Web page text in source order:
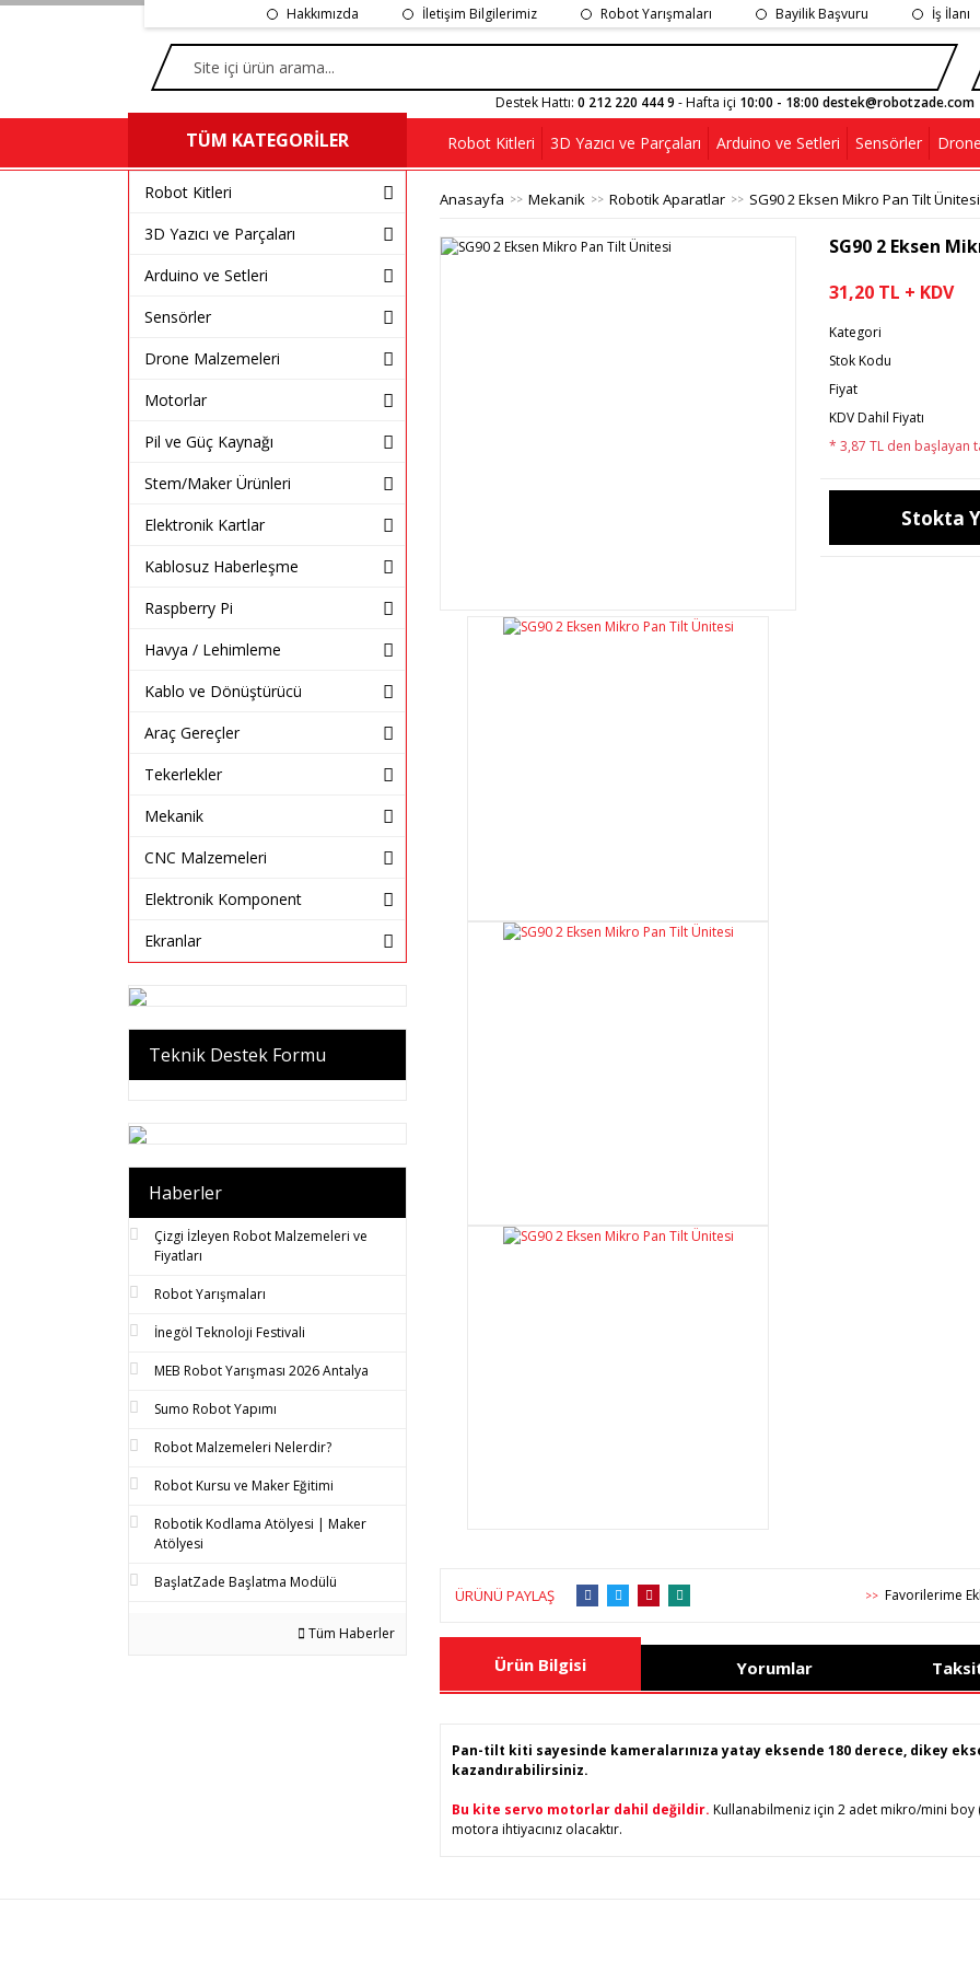
Hakkımızda İletişim Bilgilerimiz Robot Yarışmaları Bayilik Başvuru İş İlanı
Destek Hattı: 0 212 220 444 9 - Hafta içi 10:00 - 18:00 destek@robotzade.com
TÜM KATEGORİLER Robot Kitleri 3D Yazıcı ve Parçaları Arduino ve Setleri Sensörler
Robot Kitleri
3D Yazıcı ve Parçaları
Arduino ve Setleri
Sensörler
Drone Malzemeleri
Motorlar
Pil ve Güç Kaynağı
Stem/Maker Ürünleri
Elektronik Kartlar
Kablosuz Haberleşme
Raspberry Pi
Havya / Lehimleme
Kablo ve Dönüştürücü
Araç Gereçler
Tekerlekler
Mekanik
CNC Malzemeleri
Elektronik Komponent
Ekranlar
Teknik Destek Formu
Haberler
Çizgi İzleyen Robot Malzemeleri ve
Fiyatları
Robot Yarışmaları
İnegöl Teknoloji Festivali
MEB Robot Yarışması 2026 Antalya
Sumo Robot Yapımı
Robot Malzemeleri Nelerdir?
Robot Kursu ve Maker Eğitimi
Robotik Kodlama Atölyesi | Maker
Atölyesi
BaşlatZade Başlatma Modülü
Tüm Haberler
Anasayfa Mekanik Robotik Aparatlar SG90 2 Eksen Mikro Pan Tilt Ünitesi
SG90 2 Eksen
31,20 TL + KDV
Kategori
Stok Kodu
Fiyat
KDV Dahil Fiyatı
* 3,87 TL den başlayan
Stokta
ÜRÜNÜ PAYLAŞ >>
Ürün Bilgisi Yorumlar
Pan-tilt kiti sayesinde kameralarınıza yatay eksende 180 derece, dikey
kazandırabilirsiniz.
Bu kite servo motorlar dahil değildir. Kullanabilmeniz için 2 adet mikro/mini boy
motora ihtiyacınız olacaktır.